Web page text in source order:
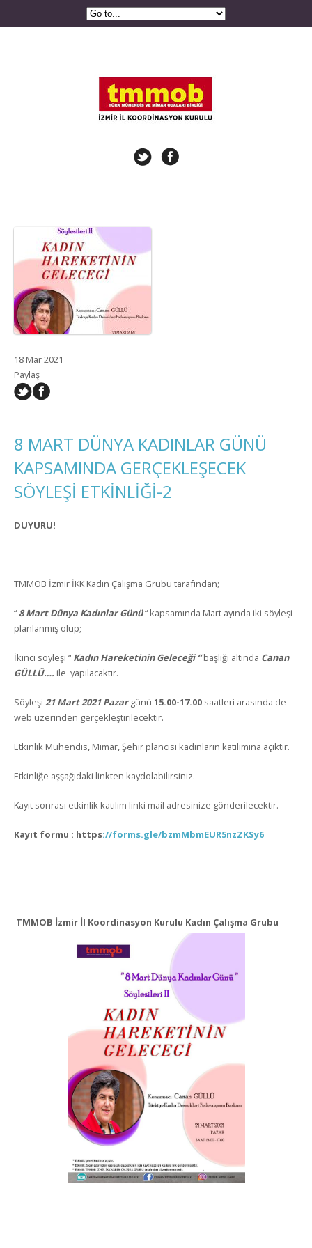
18 Mar 2021
Paylaş
8 MART DÜNYA KADINLAR GÜNÜ
KAPSAMINDA GERÇEKLEŞECEK
SÖYLEŞİ ETKİNLİĞİ-2
DUYURU!
TMMOB İzmir İKK Kadın Çalışma Grubu tarafından;
“8 Mart Dünya Kadınlar Günü“ kapsamında Mart ayında iki söyleşi
planlanmış olup;
İkinci söyleşi “Kadın Hareketinin Geleceği “başlığı altında Canan
GÜLLÜ…. ile yapılacaktır.
Söyleşi 21 Mart2021 Pazargünü 15.00-17.00 saatleri arasında de
web üzerinden gerçekleştirilecektir.
Etkinlik Mühendis, Mimar, Şehir plancısı kadınların katılımına açıktır.
Etkinliğe aşşağıdaki linkten kaydolabilirsiniz.
Kayıt sonrası etkinlik katılım linki mail adresinize gönderilecektir.
Kayıt formu : https://forms.gle/bzmMbmEUR5nzZKSy6
TMMOB İzmir İl Koordinasyon Kurulu Kadın Çalışma Grubu